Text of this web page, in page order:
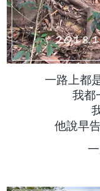
一路上都
我都
他說早